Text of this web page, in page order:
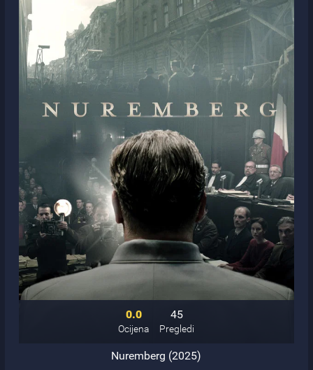
0.0
Ocijena
45
Pregledi
Nuremberg (2025)